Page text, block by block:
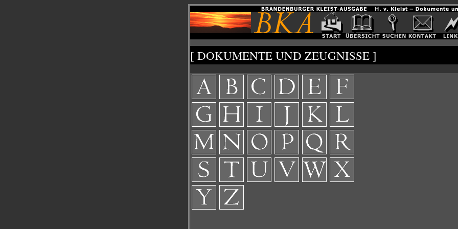
[ DOKUMENTE UND ZEUGNISSE ]